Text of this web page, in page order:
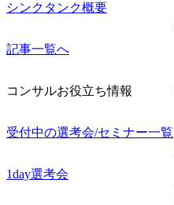
シンクタンク概要
記事一覧へ
コンサルお役立ち情報
受付中の選考会/セミナー一覧
1day選考会